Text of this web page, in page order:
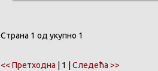
Страна 1 од укупно 1
<< Претходна | 1 | Следећа >>